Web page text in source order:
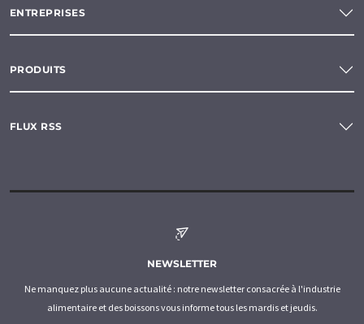
ENTREPRISES
PRODUITS
FLUX RSS
NEWSLETTER
Ne manquez plus aucune actualité : notre newsletter consacrée à l'industrie
alimentaire et des boissons vous informe tous les mardis et jeudis.